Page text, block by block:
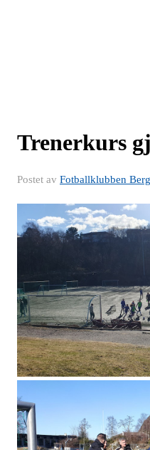
Trenerkurs
Postet av Fotballklubben